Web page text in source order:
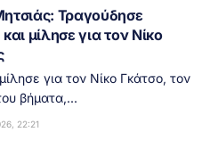
Τραγούδησε
μίλησε για τον Νίκο
για τον Νίκο Γκάτσο, τον
βήματα,...
22:21